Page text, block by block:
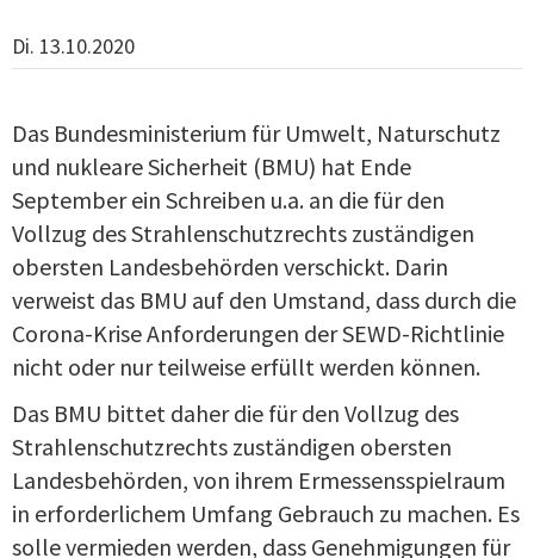
Di. 13.10.2020
Das Bundesministerium für Umwelt, Naturschutz
und nukleare Sicherheit (BMU) hat Ende
September ein Schreiben u.a. an die für den
Vollzug des Strahlenschutzrechts zuständigen
obersten Landesbehörden verschickt. Darin
verweist das BMU auf den Umstand, dass durch die
Corona-Krise Anforderungen der SEWD-Richtlinie
nicht oder nur teilweise erfüllt werden können.
Das BMU bittet daher die für den Vollzug des
Strahlenschutzrechts zuständigen obersten
Landesbehörden, von ihrem Ermessensspielraum
in erforderlichem Umfang Gebrauch zu machen. Es
solle vermieden werden, dass Genehmigungen für